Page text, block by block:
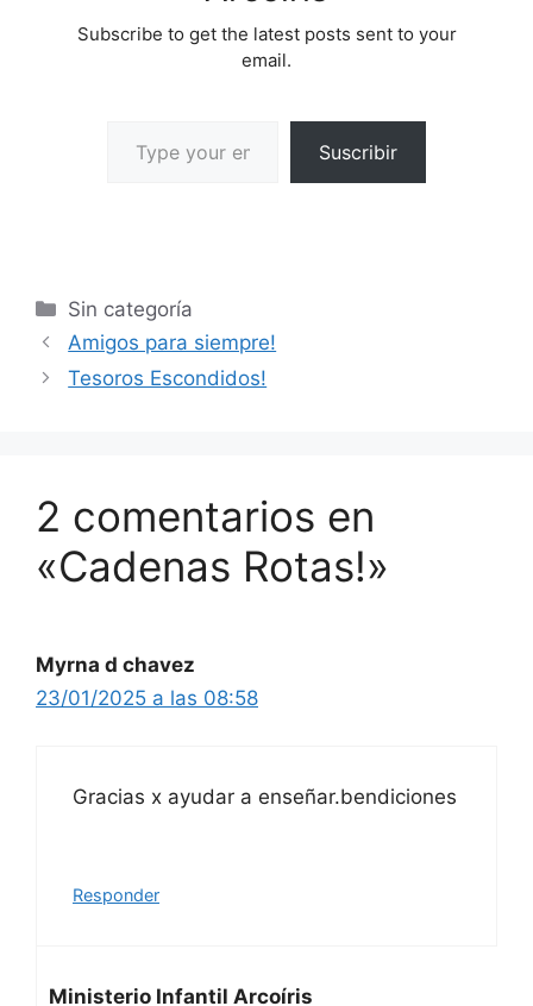
Subscribe to get the latest posts sent to your
email.
Suscribir
Sin categoría
Amigos para siempre!
Tesoros Escondidos!
2 comentarios en
«Cadenas Rotas!»
Myrna d chavez
23/01/2025 a las 08:58
Gracias x ayudar a enseñar.bendiciones
Responder
Ministerio Infantil Arcoíris